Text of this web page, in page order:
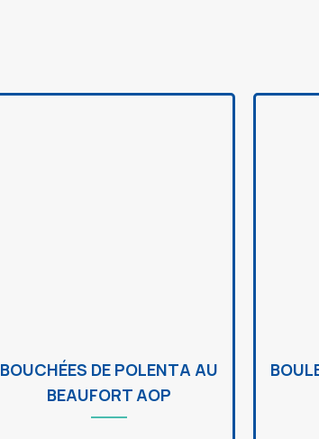
BOUCHÉES DE POLENTA AU
BEAUFORT AOP